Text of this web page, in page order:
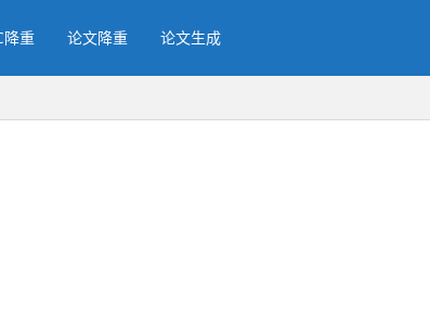
降重 论文降重 论文生成